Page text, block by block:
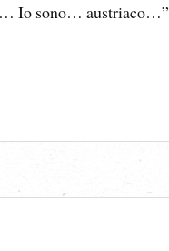
Io sono… austriaco…”